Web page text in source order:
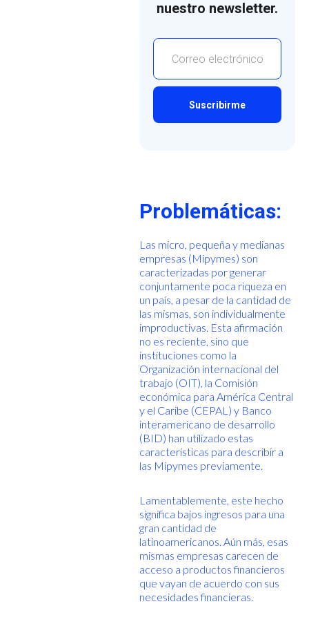
nuestro newsletter.
Problemáticas:
Las micro, pequeña y medianas
empresas (Mipymes) son
caracterizadas por generar
conjuntamente poca riqueza en
un país, a pesar de la cantidad de
las mismas, son individualmente
improductivas. Esta afirmación
no es reciente, sino que
instituciones como la
Organización internacional del
trabajo (OIT), la Comisión
económica para América Central
y el Caribe (CEPAL) y Banco
interamericano de desarrollo
(BID) han utilizado estas
características para describir a
las Mipymes previamente.
Lamentablemente, este hecho
significa bajos ingresos para una
gran cantidad de
latinoamericanos. Aún más, esas
mismas empresas carecen de
acceso a productos financieros
que vayan de acuerdo con sus
necesidades financieras.